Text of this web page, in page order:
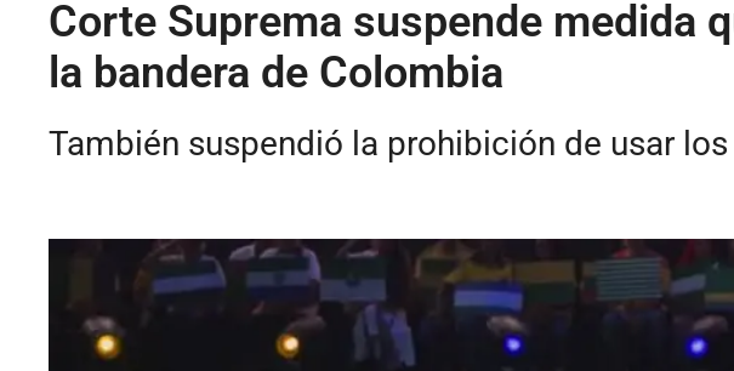
Corte Suprema suspende medida
la bandera de Colombia
También suspendió la prohibición de usar los